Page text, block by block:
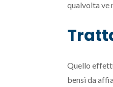
qualvolta ve
Quello
bensì da